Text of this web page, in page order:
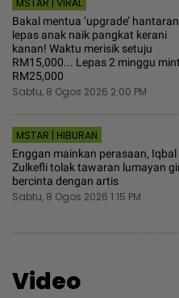
Bakal mentua ‘upgrade’ hantaran
lepas anak naik pangkat kerani
kanan! Waktu merisik setuju
RM15,000... Lepas 2 minggu
RM25,000
Sabtu, 8 Ogos 2026 2:00 PM
MSTAR | HIBURAN
Enggan mainkan perasaan, Iqbal
Zulkefli tolak tawaran lumayan
bercinta dengan artis
Sabtu, 8 Ogos 2026 1:15 PM
Video